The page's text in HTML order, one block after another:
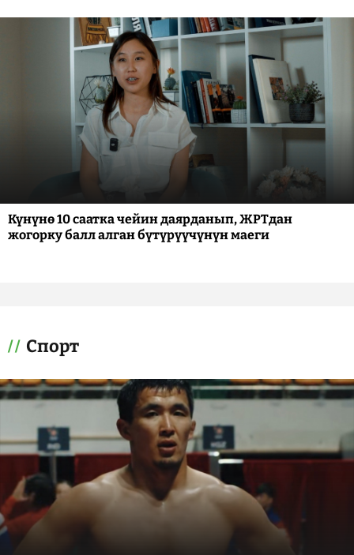
Күнүнө 10 саатка чейин даярданып, ЖРТдан
жогорку балл алган бүтүрүүчүнүн маеги
Спорт